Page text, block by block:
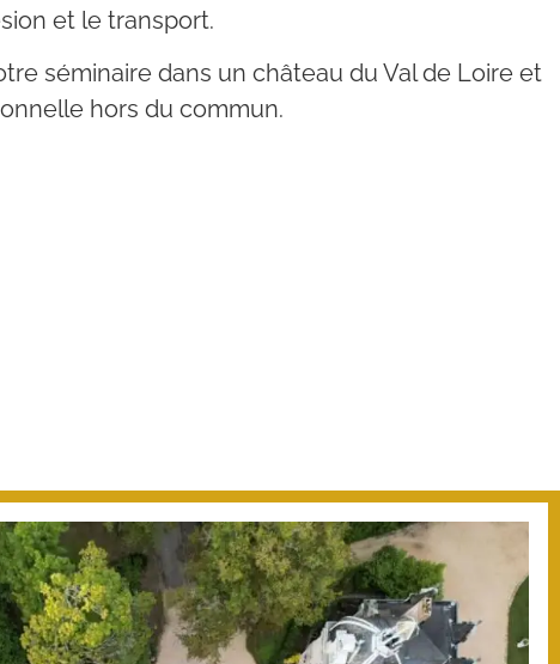
et le transport.
séminaire dans un château du Val de Loire et
hors du commun.